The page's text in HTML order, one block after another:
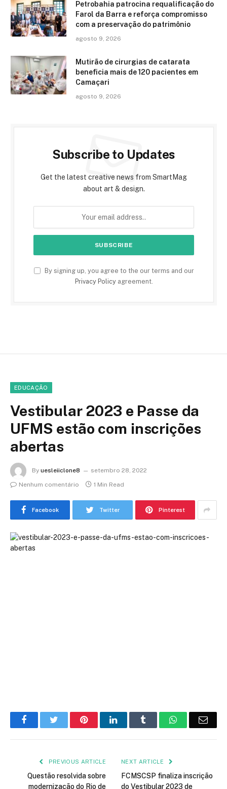
Petrobahia patrocina requalificação do
Farol da Barra e reforça compromisso
com a preservação do patrimônio
agosto 9, 2026
Mutirão de cirurgias de catarata
beneficia mais de 120 pacientes em
Camaçari
agosto 9, 2026
Subscribe to Updates
Get the latest creative news from SmartMag
about art & design.
By signing up, you agree to the our terms and our
Privacy Policyagreement.
EDUCAÇÃO
Vestibular 2023 e Passe da
UFMS estão com inscrições
abertas
By uesleiiclone8
setembro 28, 2022
Nenhum comentário
1 Min Read
Facebook Twitter Pinterest
FacebookTwitter PinterestLinkedIn Tumblr WhatsApp
PREVIOUS ARTICLE
Questão resolvida sobre
modernização do Rio de
NEXT ARTICLE
FCMSCSP finaliza inscrição
do Vestibular 2023 de